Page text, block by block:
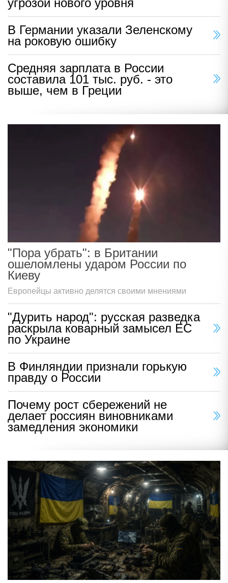
В Германии указали Зеленскому
на роковую ошибку
Средняя зарплата в России
составила 101 тыс. руб. - это
выше, чем в Греции
"Пора убрать": в Британии
ошеломлены ударом России по
Киеву
Европейцы активно делятся своими мнениями
"Дурить народ": русская разведка
раскрыла коварный замысел ЕС
по Украине
В Финляндии признали горькую
правду о России
Почему рост сбережений не
делает россиян виновниками
замедления экономики